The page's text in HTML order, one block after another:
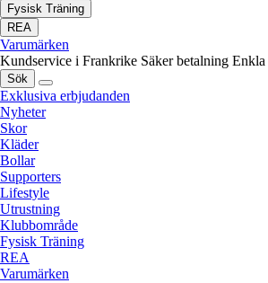
Fysisk Träning
REA
Varumärken
Kundservice i Frankrike Säker betalning Enkla
Sök
Exklusiva erbjudanden
Nyheter
Skor
Kläder
Bollar
Supporters
Lifestyle
Utrustning
Klubbområde
Fysisk Träning
REA
Varumärken